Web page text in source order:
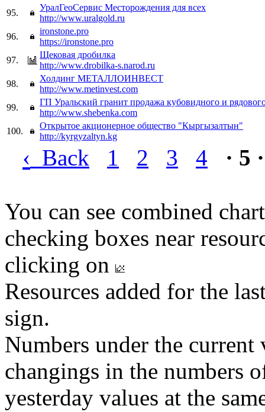
95.
УралГеоСервис Месторождения для всех
http://www.uralgold.ru
96.
ironstone.pro
https://ironstone.pro
97.
Щековая дробилка
http://www.drobilka-s.narod.ru
98.
Холдинг МЕТАЛЛОИНВЕСТ
http://www.metinvest.com
99.
ГП Уральский гранит продажа кубовидного и
http://www.shebenka.com
100.
Открытое акционерное общество "Кыргызалтын"
http://kyrgyzaltyn.kg
‹ Back 1 2 3 4 · 5 ·
You can see combined
checking boxes near
clicking on
Resources added for the
sign.
Numbers under the
changings in the numbers
yesterday values at the